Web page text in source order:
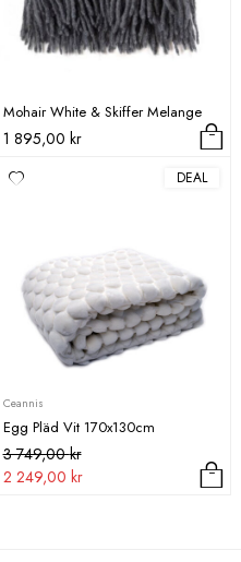
Mohair White & Skiffer Melange
1 895,00 kr
DEAL
Ceannis
Egg Pläd Vit 170x130cm
3 749,00kr
Det
ursprungliga
2 249,00 kr
Det
nuvarande